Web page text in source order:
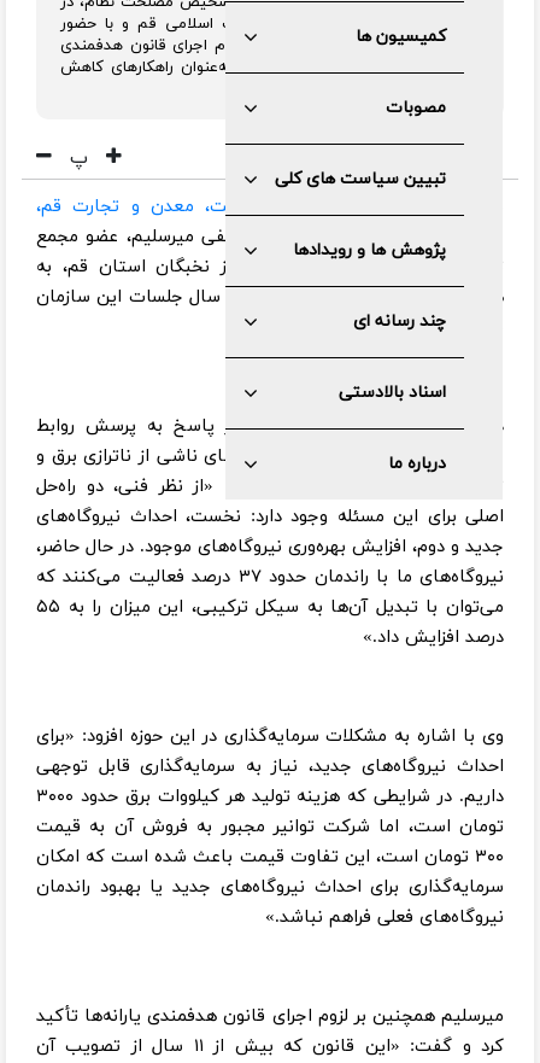
کمیسیون ها
مصوبات
تبیین سیاست های کلی
پژوهش ها و رویدادها
چند رسانه ای
اسناد بالادستی
درباره ما
جلسه‌ای که به همت سازمان تبلیغات اسلامی قم و با حضور
اقشار نخبگانی استان برگزار شد، بر لزوم اجرای قانون هدفمندی
یارانه‌ها و افزایش بهره‌وری نیروگاه‌ها به‌عنوان راهکارهای کاهش
پ
خانه صنعت، معدن و تجارت قم،
جلسه‌ای با حضور مهندس سید مصطفی میرسلیم، عضو مجمع
تشخیص مصلحت نظام، و جمعی از نخبگان استان قم، به
همت سازمان تبلیغات اسلامی قم در سال جلسات این سازمان
برگزار شد.
در این جلسه، مهندس میرسلیم در پاسخ به پرسش روابط
عمومی خانه صمت قم درباره چالش‌های ناشی از ناترازی برق و
تأثیرات آن بر صنایع، اظهار داشت: «از نظر فنی، دو راه‌حل
اصلی برای این مسئله وجود دارد: نخست، احداث نیروگاه‌های
جدید و دوم، افزایش بهره‌وری نیروگاه‌های موجود. در حال حاضر،
نیروگاه‌های ما با راندمان حدود ۳۷ درصد فعالیت می‌کنند که
می‌توان با تبدیل آن‌ها به سیکل ترکیبی، این میزان را به ۵۵
درصد افزایش داد.»
وی با اشاره به مشکلات سرمایه‌گذاری در این حوزه افزود: «برای
احداث نیروگاه‌های جدید، نیاز به سرمایه‌گذاری قابل توجهی
داریم. در شرایطی که هزینه تولید هر کیلووات برق حدود ۳۰۰۰
تومان است، اما شرکت توانیر مجبور به فروش آن به قیمت
۳۰۰ تومان است، این تفاوت قیمت باعث شده است که امکان
سرمایه‌گذاری برای احداث نیروگاه‌های جدید یا بهبود راندمان
نیروگاه‌های فعلی فراهم نباشد.»
میرسلیم همچنین بر لزوم اجرای قانون هدفمندی یارانه‌ها تأکید
کرد و گفت: «این قانون که بیش از ۱۱ سال از تصویب آن